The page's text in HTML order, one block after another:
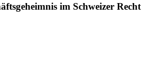
im Schweizer Recht